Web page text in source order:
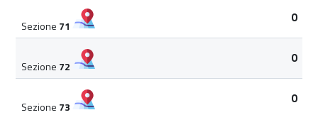
Sezione 71
0
Sezione 72
0
Sezione 73
0